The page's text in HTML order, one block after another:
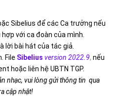
Sibelius để các Ca trưởng nếu
với ca đoàn của mình.
lời bài hát của tác giả.
File Sibelius version 2022.9, nếu
hoặc liên hệ UBTN TGP.
nhạc, vui lòng gửi thông tin qua
cập nhật!